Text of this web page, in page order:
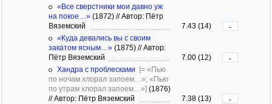
«Все сверстники мои давно уж
на покое…» (1872) //Автор: Пётр
Вяземский
7.43 (14)
-
«Куда девались вы с своим
закатом ясным…» (1875) //Автор:
Пётр Вяземский
7.00 (12)
-
Хандра с проблесками [= «Пью
по ночам хлорал запоем…»; «Пью
по утрам хлорал запоем…»] (1876)
//Автор: Пётр Вяземский 7.38 (13)
-